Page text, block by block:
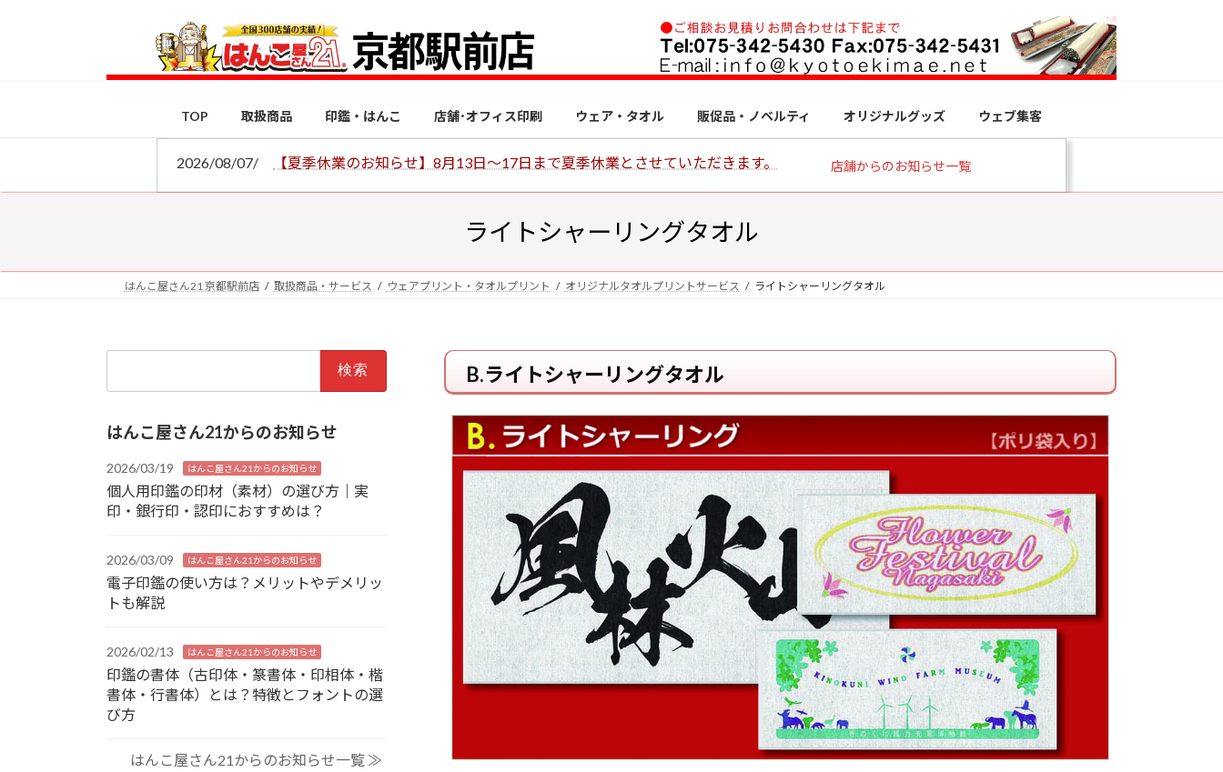
ス
ン
TOP 取扱商品 印鑑・はんこ 店舗･オフィス印刷 ウェア・タオル 販促品・ノベルティ オリジナルグッズ ウェブ集客
2026/08/07/ 【夏季休業のお知らせ】8月13日～17日まで夏季休業とさせていただきます。 店舗からのお知らせ一覧
ライトシャーリングタオル
はんこ屋さん21 京都駅前店 取扱商品・サービス ウェアプリント・タオルプリント オリジナルタオルプリントサービス ライトシャーリングタオル
B.ライトシャーリングタオル
はんこ屋さん21からのお知らせ
2026/03/19 はんこ屋さん21からのお知らせ
個人用印鑑の印材（素材）の選び方｜実
印・銀行印・認印におすすめは？
2026/03/09 はんこ屋さん21からのお知らせ
電子印鑑の使い方は？メリットやデメリッ
トも解説
2026/02/13 はんこ屋さん21からのお知らせ
印鑑の書体（古印体・篆書体・印相体・楷
書体・行書体）とは？特徴とフォントの選
び方
はんこ屋さん21からのお知らせ一覧 ≫